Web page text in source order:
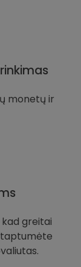
monetų ir
greitai